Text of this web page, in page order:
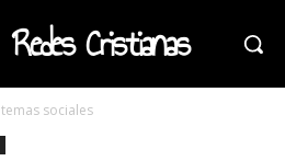
Redes Cristianas
temas sociales